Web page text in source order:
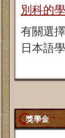
別科的
有關選
日本語
獎學金